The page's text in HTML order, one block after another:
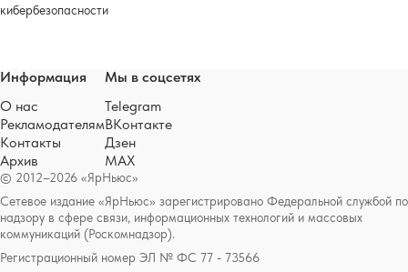
кибербезопасности
© 2012–2026 «ЯрНьюс»
Сетевое издание «ЯрНьюс» зарегистрировано Федеральной службой по
надзору в сфере связи, информационных технологий и массовых
коммуникаций (Роскомнадзор).
Регистрационный номер ЭЛ № ФС 77 - 73566
Информация
О нас
Рекламодателям
Контакты
Архив
Мы в соцсетях
Telegram
ВКонтакте
Дзен
MAX